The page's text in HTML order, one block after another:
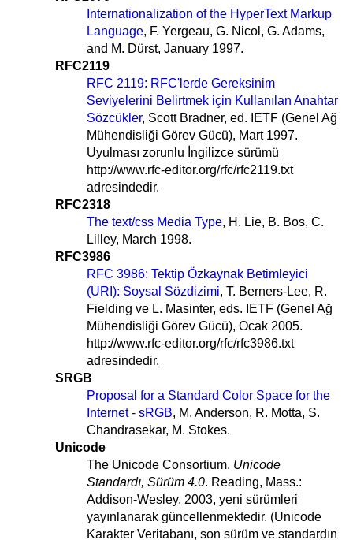
Internationalization of the HyperText Markup
Language, F. Yergeau, G. Nicol, G. Adams,
and M. Dürst, January 1997.
RFC2119
RFC 2119: RFC'lerde Gereksinim
Seviyelerini Belirtmek için Kullanılan Anahtar
Sözcükler, Scott Bradner, ed. IETF (Genel Ağ
Mühendisliği Görev Gücü), Mart 1997.
Uyulması zorunlu İngilizce sürümü
http://www.rfc-editor.org/rfc/rfc2119.txt
adresindedir.
RFC2318
The text/css Media Type, H. Lie, B. Bos, C.
Lilley, March 1998.
RFC3986
RFC 3986: Tektip Özkaynak Betimleyici
(URI): Soysal Sözdizimi, T. Berners-Lee, R.
Fielding ve L. Masinter, eds. IETF (Genel Ağ
Mühendisliği Görev Gücü), Ocak 2005.
http://www.rfc-editor.org/rfc/rfc3986.txt
adresindedir.
SRGB
Proposal for a Standard Color Space for the
Internet - sRGB, M. Anderson, R. Motta, S.
Chandrasekar, M. Stokes.
Unicode
The Unicode Consortium. Unicode
Standardı, Sürüm 4.0. Reading, Mass.:
Addison-Wesley, 2003, yeni sürümleri
yayınlanarak güncellenmektedir. (Unicode
Karakter Veritabanı, son sürüm ve standardın